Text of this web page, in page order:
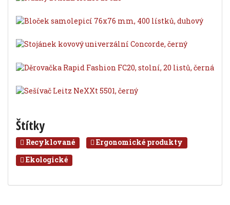
Štítky
Recyklované
Ergonomické produkty
Ekologické